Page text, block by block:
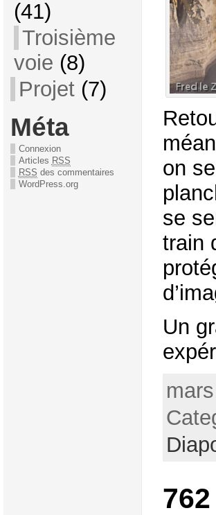
(41)
Troisième
voie (8)
Projet(7)
Méta
Connexion
Articles RSS
RSS des commentaires
WordPress.org
on
se
train
Un